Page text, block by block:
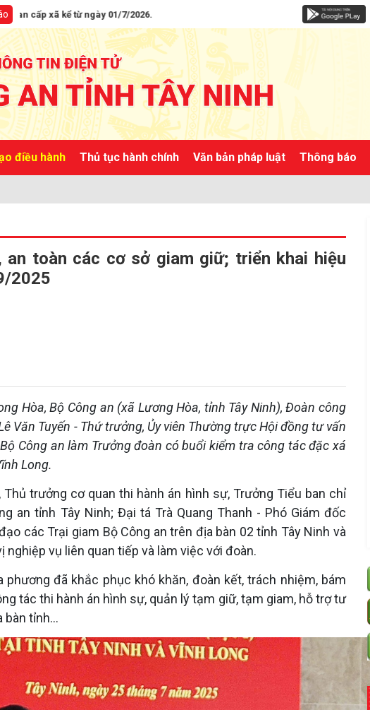
từ ngày 01/7/2026.
điều hành Thủ tục hành chính Văn bản pháp luật Thông báo
an toàn các cơ sở giam giữ; triển khai hiệu
2025
Hòa, Bộ Công an (xã Lương Hòa, tỉnh Tây Ninh), Đoàn công
Văn Tuyến - Thứ trưởng, Ủy viên Thường trực Hội đồng tư vấn
Công an làm Trưởng đoàn có buổi kiểm tra công tác đặc xá
Long.
trưởng cơ quan thi hành án hình sự, Trưởng Tiểu ban chỉ
an tỉnh Tây Ninh; Đại tá Trà Quang Thanh - Phó Giám đốc
các Trại giam Bộ Công an trên địa bàn 02 tỉnh Tây Ninh và
vụ liên quan tiếp và làm việc với đoàn.
phương đã khắc phục khó khăn, đoàn kết, trách nhiệm, bám
tác thi hành án hình sự, quản lý tạm giữ, tạm giam, hỗ trợ tư
bàn tỉnh…